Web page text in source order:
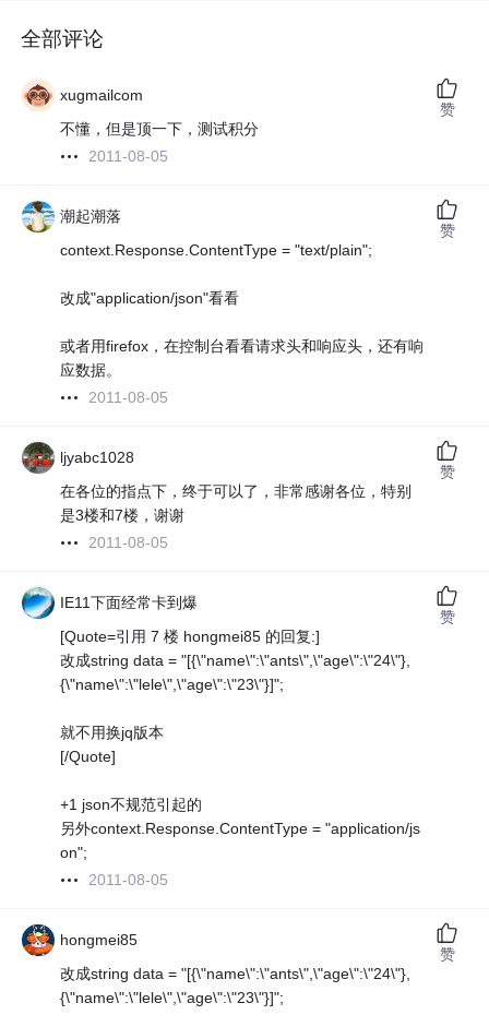
全部评论
xugmailcom
不懂，但是顶一下，测试积分
2011-08-05
赞
潮起潮落
context.Response.ContentType = "text/plain";
改成"application/json"看看
或者用firefox，在控制台看看请求头和响应头，还有响
应数据。
2011-08-05
赞
ljyabc1028
在各位的指点下，终于可以了，非常感谢各位，特别
是3楼和7楼，谢谢
2011-08-05
赞
IE11下面经常卡到爆
[Quote=引用 7 楼 hongmei85 的回复:]
改成string data = "[{\"name\":\"ants\",\"age\":\"24\"},
{\"name\":\"lele\",\"age\":\"23\"}]";
就不用换jq版本
[/Quote]
+1 json不规范引起的
另外context.Response.ContentType = "application/js
on";
2011-08-05
赞
hongmei85
改成string data = "[{\"name\":\"ants\",\"age\":\"24\"},
{\"name\":\"lele\",\"age\":\"23\"}]";
赞